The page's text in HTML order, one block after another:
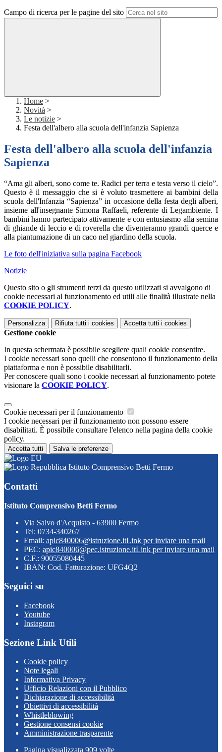
Campo di ricerca per le pagine del sito
Home >
Novità >
Le notizie >
Festa dell'albero alla scuola dell'infanzia Sapienza
Festa dell'albero alla scuola dell'infanzia
Sapienza
“Ama gli alberi, sono come te. Radici per terra e testa verso il cielo”.
Questo è il messaggio che si è voluto trasmettere ai bambini della
scuola dell'Infanzia “Sapienza” in occasione della festa degli alberi,
insieme all'insegnante Simona Raffaeli, referente di Legambiente. I
bambini hanno partecipato attivamente e con entusiasmo alla semina
di ghiande di leccio e di roverella che diventeranno grandi querce e
alla piantumazione di un caco nel giardino della scuola.
Le foto dell'iniziativa sulla pagina Facebook
Notizie
Questo sito o gli strumenti terzi da questo utilizzati si avvalgono di
cookie necessari al funzionamento ed utili alle finalità illustrate nella
COOKIE POLICY.
Personalizza Rifiuta tutti i cookies Accetta tutti i cookies
Gestione cookie
In questa schermata è possibile scegliere quali cookie consentire.
I cookie necessari sono quelli che consentono il funzionamento della
piattaforma e non è possibile disabilitarli.
Per conoscere quali sono i cookie necessari al funzionamento potete
visionare la COOKIE POLICY.
Cookie necessari per il funzionamento
I cookie necessari per il funzionamento non possono essere
disabilitati. È possibile consultare l'elenco nella pagina della cookie
policy.
Accetta tutti Salva le preferenze
Istituto Comprensivo Betti Fermo
Contatti
Istituto Comprensivo Betti Fermo
Via Salvo d'Acquisto - 63900 Fermo
Tel: 0734-340267
Email: apic840006@istruzione.itLink per inviare una mail
PEC: apic840006@pec.istruzione.itLink per inviare una mail
C.F.: 90055080445
IBAN: Cod. Fatturazione: UFG4Q2
Seguici su
Facebook
Youtube
Instagram
Sezione Link Utili
Cookie policy
Note legali
Informativa Privacy
Ufficio Relazioni con il Pubblico
Dichiarazione di accessibilità
Obiettivi di accessibilità
Whistleblowing
Gestione consensi cookie
Amministrazione trasparente
Pagina visualizzata 909 volte